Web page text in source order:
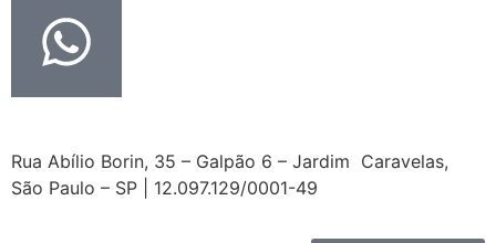
Rua Abílio Borin, 35 – Galpão 6 – Jardim Caravelas,
São Paulo – SP | 12.097.129/0001-49